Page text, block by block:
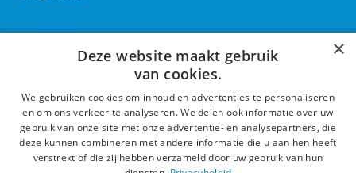
Bedrijven
Verenigingen
Algemeen
×
Deze website maakt gebruik
van cookies.
We gebruiken cookies om inhoud en advertenties te personaliseren
en om ons verkeer te analyseren. We delen ook informatie over uw
gebruik van onze site met onze advertentie- en analysepartners, die
deze kunnen combineren met andere informatie die u aan hen heeft
verstrekt of die zij hebben verzameld door uw gebruik van hun